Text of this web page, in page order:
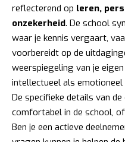
reflecterend op leren,
onzekerheid. De school
waar je kennis vergaart,
voorbereidt op de
weerspiegeling van je
intellectueel als emotioneel
De specifieke details van
comfortabel in de school,
Ben je een actieve